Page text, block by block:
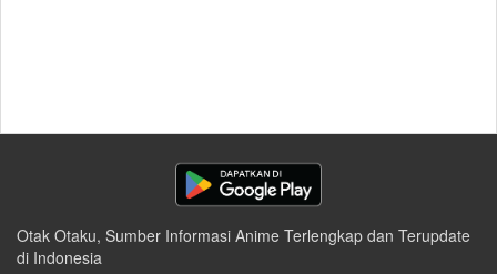
Otak Otaku, Sumber Informasi Anime Terlengkap dan Terupdate
di Indonesia